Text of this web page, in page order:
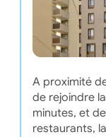
A proximité
de rejoindre
minutes, et
restaurants,